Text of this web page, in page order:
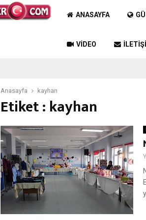
ANASAYFA
VIDEO
Anasayfa kayhan
Etiket : kayhan